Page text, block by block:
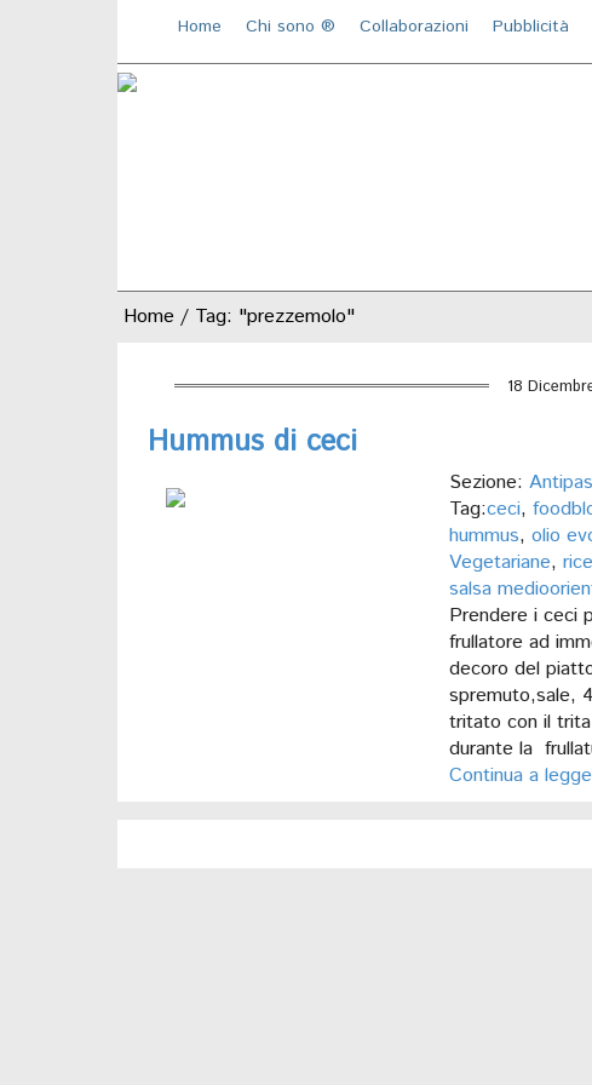
Home Chi sono ®️ Collaborazioni Pubblicità
Home / Tag: "prezzemolo"
18
Hummus di ceci
Sezione:
Tag:ceci,
hummus, olio
Vegetariane,
salsa
Prendere i ceci
frullatore ad
decoro del
spremuto,sale,
tritato con il
durante la
Continua a